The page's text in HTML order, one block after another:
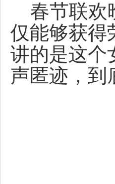
春节联欢
仅能够获得
讲的是这个
声匿迹，到